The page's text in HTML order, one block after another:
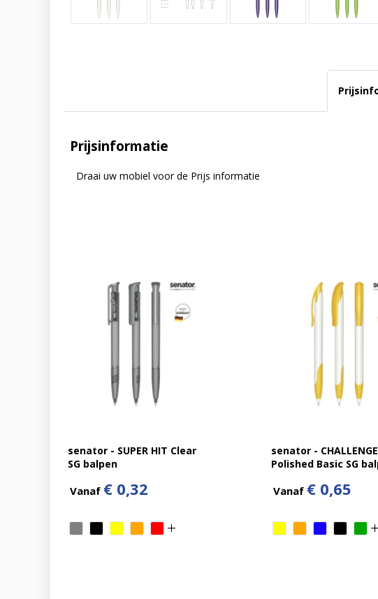
Prijsinformatie
Draai uw mobiel voor de Prijs informatie
senator - SUPER HIT Clear
SG balpen
Vanaf € 0,32
senator -
Polished Basic SG
Vanaf € 0,65